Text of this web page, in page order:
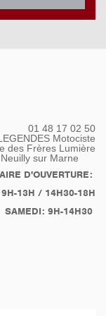
01 48 17 02 50
Motociste
des Frères Lumière
Neuilly sur Marne
D'OUVERTURE:
13H / 14H30-18H
SAMEDI: 9H-14H30